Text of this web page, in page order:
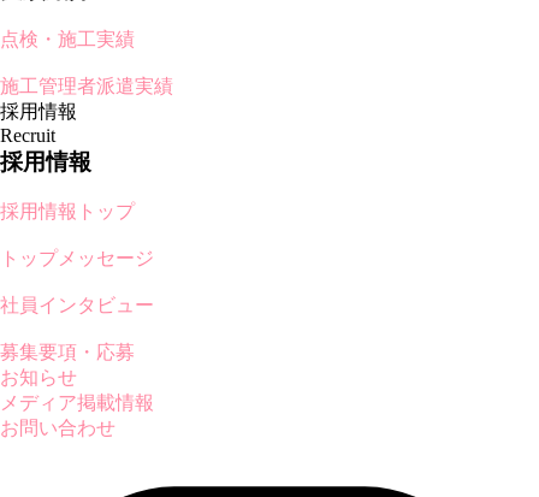
点検・施工実績
施工管理者派遣実績
採用情報
Recruit
採用情報
採用情報トップ
トップメッセージ
社員インタビュー
募集要項・応募
お知らせ
メディア掲載情報
お問い合わせ